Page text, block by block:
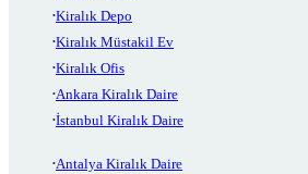
Kiralık Depo
Kiralık Müstakil Ev
Kiralık Ofis
Ankara Kiralık Daire
İstanbul Kiralık Daire
Antalya Kiralık Daire